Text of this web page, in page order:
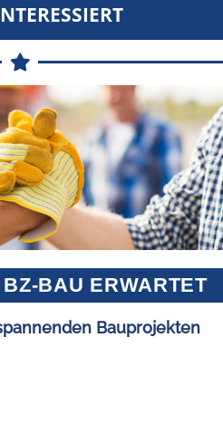
BAU ERWARTET
Bauprojekten